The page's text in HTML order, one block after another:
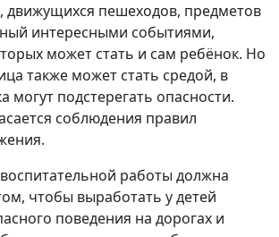
движущихся пешеходов, предметов
интересными событиями,
может стать и сам ребёнок. Но
также может стать средой, в
могут подстерегать опасности.
соблюдения правил
работы должна
чтобы выработать у детей
поведения на дорогах и